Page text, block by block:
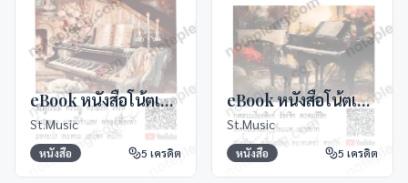
eBook หนังสือโน้ตเปียโนไทยอมตะ 2
St.Music
หนังสือ 5 เครดิต
eBook หนังสือโน้ตเปียโนไทยอมตะ 1
St.Music
หนังสือ 5 เครดิต